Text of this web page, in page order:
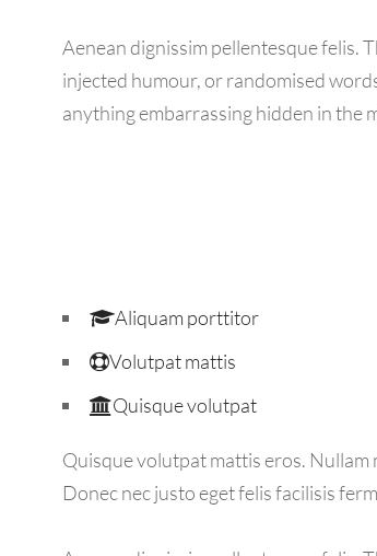
Aenean dignissim pellentesque felis.
injected humour, or randomised
anything embarrassing hidden in the
Aliquam porttitor
Volutpat mattis
Quisque volutpat
Quisque volutpat mattis eros. Nullam
Donec nec justo eget felis facilisis